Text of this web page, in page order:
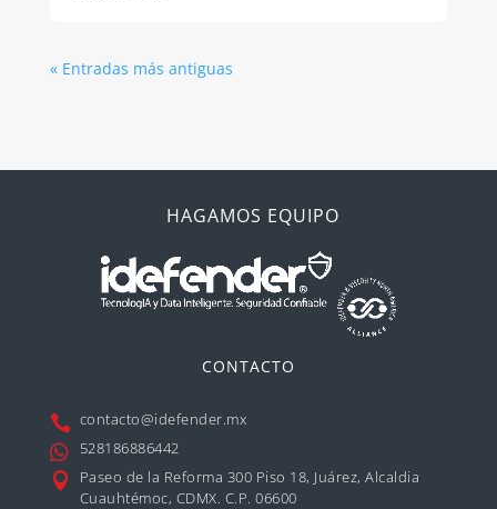
« Entradas más antiguas
HAGAMOS EQUIPO
CONTACTO
 contacto@idefender.mx
 528186886442

Paseo de la Reforma 300 Piso 18, Juárez, Alcaldia
Cuauhtémoc, CDMX. C.P. 06600